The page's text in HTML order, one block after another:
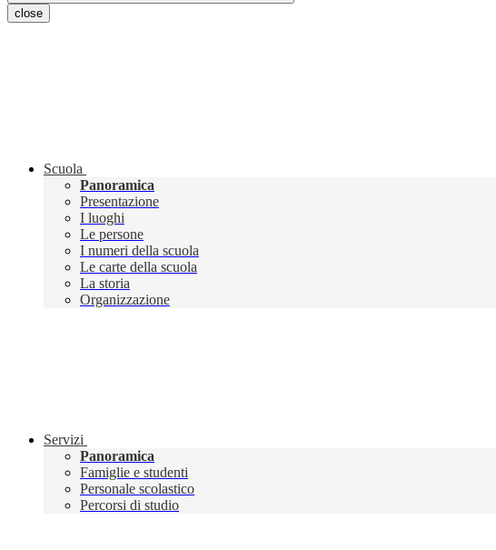
close
Scuola
Panoramica
Presentazione
I luoghi
Le persone
I numeri della scuola
Le carte della scuola
La storia
Organizzazione
Servizi
Panoramica
Famiglie e studenti
Personale scolastico
Percorsi di studio